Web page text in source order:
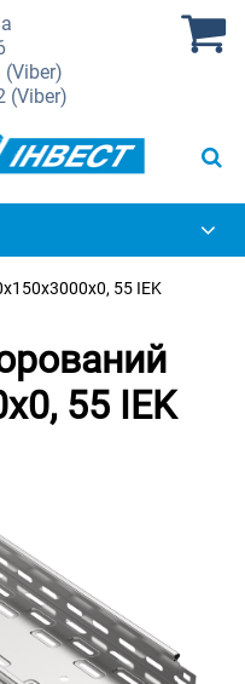
(Viber)
(Viber)
55 IEK
55 IEK